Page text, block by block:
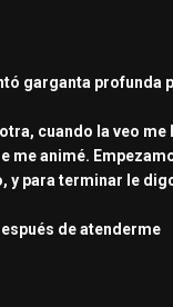
garganta profunda
cuando la veo
me animé.
para terminar le
de atenderme